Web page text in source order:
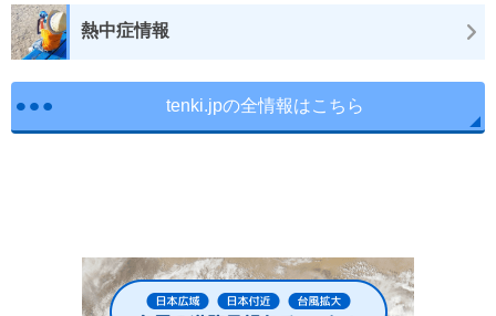
熱中症情報
tenki.jpの全情報はこちら